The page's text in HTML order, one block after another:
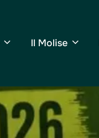
Il Molise